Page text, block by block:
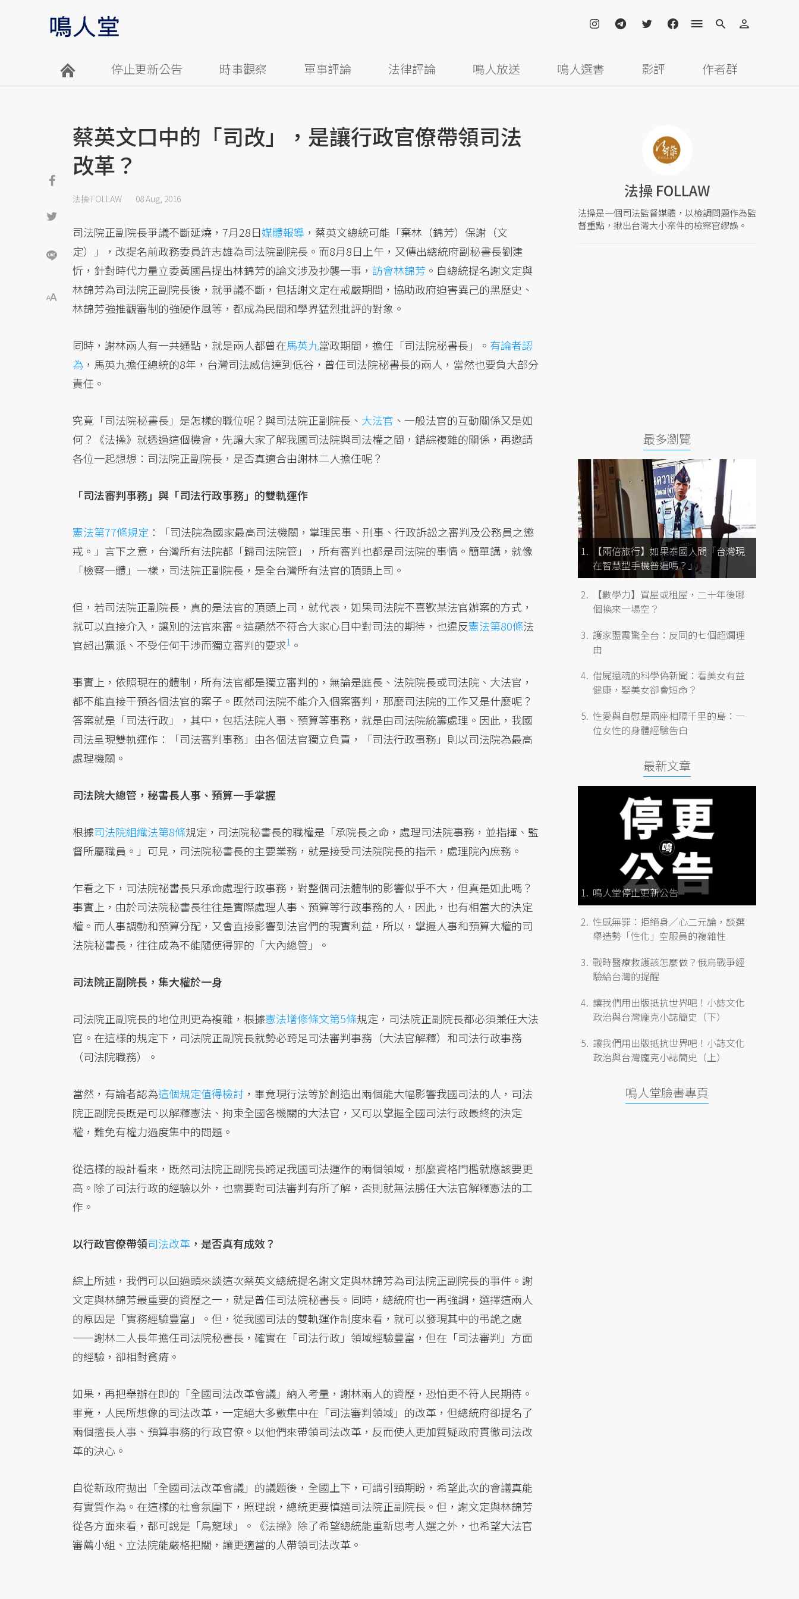
停止更新公告 時事觀察 軍事評論 法律評論 鳴人放送 鳴人選書 影評 作者群
蔡英文口中的「司改」，是讓行政官僚帶領司法
改革？
法操 FOLLAW 08 Aug, 2016
司法院正副院長爭議不斷延燒，7月28日媒體報導 ，蔡英文總統可能「棄林（錦芳）保謝（文
定）」，改提名前政務委員許志雄為司法院副院長。而8月8日上午，又傳出總統府副秘書長劉建
忻，針對時代力量立委黃國昌提出林錦芳的論文涉及抄襲一事， 訪會林錦芳 。自總統提名謝文定與
林錦芳為司法院正副院長後，就爭議不斷，包括謝文定在戒嚴期間，協助政府迫害異己的黑歷史、
林錦芳強推觀審制的強硬作風等，都成為民間和學界猛烈批評的對象。
同時，謝林兩人有一共通點，就是兩人都曾在馬英九當政期間，擔任「司法院秘書長」。 有論者認
為 ，馬英九擔任總統的8年，台灣司法威信達到低谷，曾任司法院秘書長的兩人，當然也要負大部分
責任。
究竟「司法院秘書長」是怎樣的職位呢？與司法院正副院長、 大法官 、一般法官的互動關係又是如
何？《法操》就透過這個機會，先讓大家了解我國司法院與司法權之間，錯綜複雜的關係，再邀請
各位一起想想：司法院正副院長，是否真適合由謝林二人擔任呢？
「司法審判事務」與「司法行政事務」的雙軌運作
憲法第77條規定 ：「司法院為國家最高司法機關，掌理民事、刑事、行政訴訟之審判及公務員之懲
戒。」言下之意，台灣所有法院都「歸司法院管」，所有審判也都是司法院的事情。簡單講，就像
「檢察一體」一樣，司法院正副院長，是全台灣所有法官的頂頭上司。
但，若司法院正副院長，真的是法官的頂頭上司，就代表，如果司法院不喜歡某法官辦案的方式，
就可以直接介入，讓別的法官來審。這顯然不符合大家心目中對司法的期待，也違反憲法第80條法
官超出黨派、不受任何干涉而獨立審判的要求1 。
事實上，依照現在的體制，所有法官都是獨立審判的，無論是庭長、法院院長或司法院、大法官，
都不能直接干預各個法官的案子。既然司法院不能介入個案審判，那麼司法院的工作又是什麼呢？
答案就是「司法行政」，其中，包括法院人事、預算等事務，就是由司法院統籌處理。因此，我國
司法呈現雙軌運作：「司法審判事務」由各個法官獨立負責，「司法行政事務」則以司法院為最高
處理機關。
司法院大總管，秘書長人事、預算一手掌握
根據司法院組織法第8條規定，司法院秘書長的職權是「承院長之命，處理司法院事務，並指揮、監
督所屬職員。」可見，司法院秘書長的主要業務，就是接受司法院院長的指示，處理院內庶務。
乍看之下，司法院祕書長只承命處理行政事務，對整個司法體制的影響似乎不大，但真是如此嗎？
事實上，由於司法院秘書長往往是實際處理人事、預算等行政事務的人，因此，也有相當大的決定
權。而人事調動和預算分配，又會直接影響到法官們的現實利益，所以，掌握人事和預算大權的司
法院秘書長，往往成為不能隨便得罪的「大內總管」。
司法院正副院長，集大權於一身
司法院正副院長的地位則更為複雜，根據憲法增修條文第5條規定，司法院正副院長都必須兼任大法
官。在這樣的規定下，司法院正副院長就勢必跨足司法審判事務（大法官解釋）和司法行政事務
（司法院職務）。
當然，有論者認為這個規定值得檢討 ，畢竟現行法等於創造出兩個能大幅影響我國司法的人，司法
院正副院長既是可以解釋憲法、拘束全國各機關的大法官，又可以掌握全國司法行政最終的決定
權，難免有權力過度集中的問題。
從這樣的設計看來，既然司法院正副院長跨足我國司法運作的兩個領域，那麼資格門檻就應該要更
高。除了司法行政的經驗以外，也需要對司法審判有所了解，否則就無法勝任大法官解釋憲法的工
作。
以行政官僚帶領司法改革 ，是否真有成效？
綜上所述，我們可以回過頭來談這次蔡英文總統提名謝文定與林錦芳為司法院正副院長的事件。謝
文定與林錦芳最重要的資歷之一，就是曾任司法院秘書長。同時，總統府也一再強調，選擇這兩人
的原因是「實務經驗豐富」。但，從我國司法的雙軌運作制度來看，就可以發現其中的弔詭之處
——謝林二人長年擔任司法院秘書長，確實在「司法行政」領域經驗豐富，但在「司法審判」方面
的經驗，卻相對貧瘠。
如果，再把舉辦在即的「全國司法改革會議」納入考量，謝林兩人的資歷，恐怕更不符人民期待。
畢竟，人民所想像的司法改革，一定絕大多數集中在「司法審判領域」的改革，但總統府卻提名了
兩個擅長人事、預算事務的行政官僚。以他們來帶領司法改革，反而使人更加質疑政府貫徹司法改
革的決心。
自從新政府拋出「全國司法改革會議」的議題後，全國上下，可謂引頸期盼，希望此次的會議真能
有實質作為。在這樣的社會氛圍下，照理說，總統更要慎選司法院正副院長。但，謝文定與林錦芳
從各方面來看，都可說是「烏龍球」。《法操》除了希望總統能重新思考人選之外，也希望大法官
審薦小組、立法院能嚴格把關，讓更適當的人帶領司法改革。
法操 FOLLAW
法操是一個司法監督媒體，以檢調問題作為監
督重點，揪出台灣大小案件的檢察官繆誤。
最多瀏覽
【兩倍旅行】如果泰國人問「台灣現
在智慧型手機普遍嗎？」
【數學力】買屋或租屋，二十年後哪
個換來一場空？
護家盟震驚全台：反同的七個超爛理
由
借屍還魂的科學偽新聞：看美女有益
健康，娶美女卻會短命？
性愛與自慰是兩座相隔千里的島：一
位女性的身體經驗告白
最新文章
鳴人堂停止更新公告
性感無罪：拒絕身／心二元論，談選
舉造勢「性化」空服員的複雜性
戰時醫療救護該怎麼做？俄烏戰爭經
驗給台灣的提醒
讓我們用出版抵抗世界吧！小誌文化
政治與台灣龐克小誌簡史（下）
讓我們用出版抵抗世界吧！小誌文化
政治與台灣龐克小誌簡史（上）
鳴人堂臉書專頁